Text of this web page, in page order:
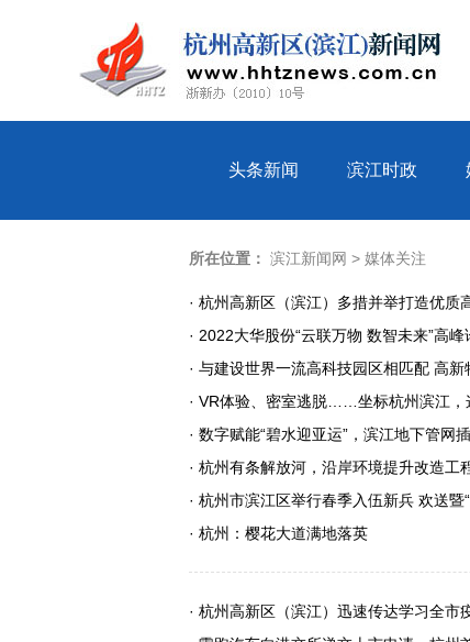
头条新闻 滨江时政
所在位置： 滨江新闻网 > 媒体关注
· 杭州高新区（滨江）多措并举打造优质
· 2022大华股份“云联万物 数智未来”高
· 与建设世界一流高科技园区相匹配 高
· VR体验、密室逃脱……坐标杭州滨江，
· 数字赋能“碧水迎亚运”，滨江地下管网
· 杭州有条解放河，沿岸环境提升改造
· 杭州市滨江区举行春季入伍新兵 欢送暨
· 杭州：樱花大道满地落英
· 杭州高新区（滨江）迅速传达学习全